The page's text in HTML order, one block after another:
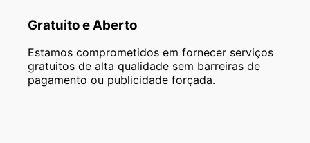
Gratuito e Aberto
Estamos comprometidos em fornecer serviços
gratuitos de alta qualidade sem barreiras de
pagamento ou publicidade forçada.